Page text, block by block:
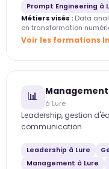
Prompt Engineering à
Métiers visés : Data
en transformation
Voir les formations
📊 Management
à Lure
Leadership, gestion
communication
Leadership à Lure
Management à Lure